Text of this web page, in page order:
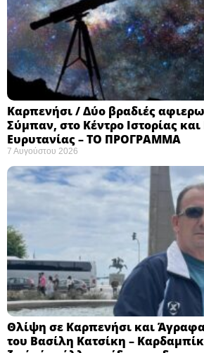
Καρπενήσι / Δύο βραδιές
Σύμπαν, στο Κέντρο Ιστορίας
Ευρυτανίας – ΤΟ ΠΡΟΓΡΑΜΜΑ
7 Αυγούστου 2026
Θλίψη σε Καρπενήσι και
του Βασίλη Κατσίκη –